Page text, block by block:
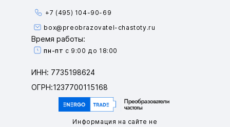
+7 (495) 104-90-69
box@preobrazovatel-chastoty.ru
Время работы:
пн-пт с 9:00 до 18:00
ИНН: 7735198624
ОГРН:1237700115168
Информация на сайте не